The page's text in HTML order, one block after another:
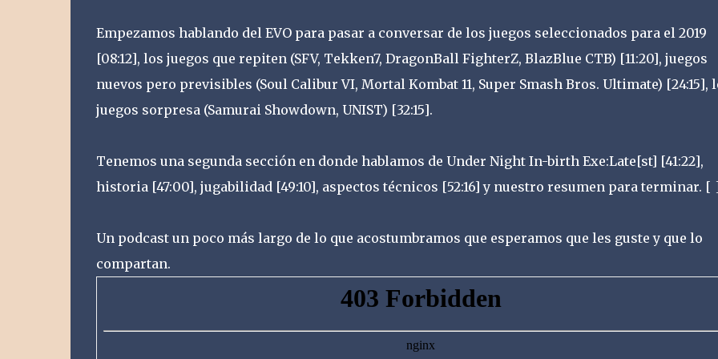
Empezamos hablando del EVO para pasar a conversar de los juegos seleccionados para el 2019
[08:12], los juegos que repiten (SFV, Tekken7, DragonBall FighterZ, BlazBlue CTB) [11:20], juegos
nuevos pero previsibles (Soul Calibur VI, Mortal Kombat 11, Super Smash Bros. Ultimate) [24:15],
juegos sorpresa (Samurai Showdown, UNIST) [32:15].
Tenemos una segunda sección en donde hablamos de Under Night In-birth Exe:Late[st] [41:22],
historia [47:00], jugabilidad [49:10], aspectos técnicos [52:16] y nuestro resumen para terminar. [
Un podcast un poco más largo de lo que acostumbramos que esperamos que les guste y que lo
compartan.